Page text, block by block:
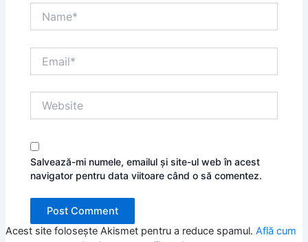
Salvează-mi numele, emailul și site-ul web în acest
navigator pentru data viitoare când o să comentez.
Acest site folosește Akismet pentru a reduce spamul. Află cum